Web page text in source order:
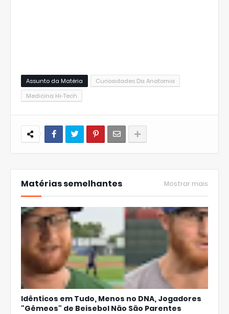
Assunto da Matéria
Curiosidades Da Anatomia
Medicina Hi-Tech
Matérias semelhantes Mostrar mais
Idênticos em Tudo, Menos no DNA, Jogadores
"Gêmeos" de Beisebol Não São Parentes